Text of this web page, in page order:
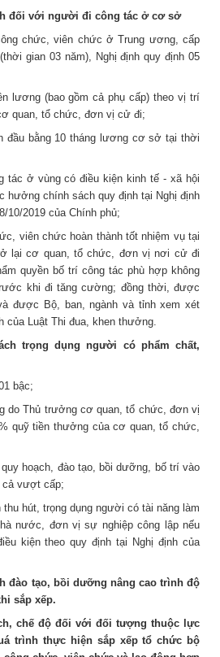
đối với người đi công tác ở cơ sở
chức, viên chức ở Trung ương, cấp
gian 03 năm), Nghị định quy định 05
lương (bao gồm cả phụ cấp) theo vị trí
quan, tổ chức, đơn vị cử đi;
bằng 10 tháng lương cơ sở tại thời
tác ở vùng có điều kiện kinh tế - xã hội
hưởng chính sách quy định tại Nghị định
10/2019 của Chính phủ;
viên chức hoàn thành tốt nhiệm vụ tại
lại cơ quan, tổ chức, đơn vị nơi cử đi
quyền bố trí công tác phù hợp không
khi đi tăng cường; đồng thời, được
được Bộ, ban, ngành và tỉnh xem xét
của Luật Thi đua, khen thưởng.
trọng dụng người có phẩm chất,
bậc;
do Thủ trưởng cơ quan, tổ chức, đơn vị
quỹ tiền thưởng của cơ quan, tổ chức,
hoạch, đào tạo, bồi dưỡng, bố trí vào
cả vượt cấp;
hút, trọng dụng người có tài năng làm
nước, đơn vị sự nghiệp công lập nếu
kiện theo quy định tại Nghị định của
đào tạo, bồi dưỡng nâng cao trình độ
sắp xếp.
chế độ đối với đối tượng thuộc lực
trình thực hiện sắp xếp tổ chức bộ